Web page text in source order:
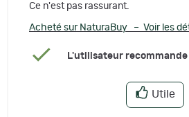
Ce n'est pas rassurant.
Acheté sur NaturaBuy – Voir les
L'utilisateur
Utile